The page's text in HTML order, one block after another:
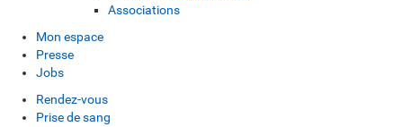
Associations
Mon espace
Presse
Jobs
Rendez-vous
Prise de sang